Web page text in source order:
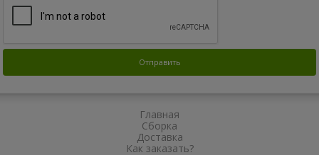
Главная
Сборка
Доставка
Как заказать?